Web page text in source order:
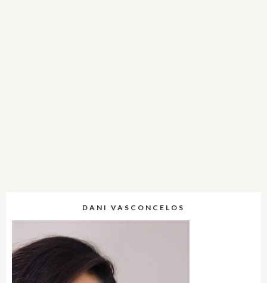
DANI VASCONCELOS